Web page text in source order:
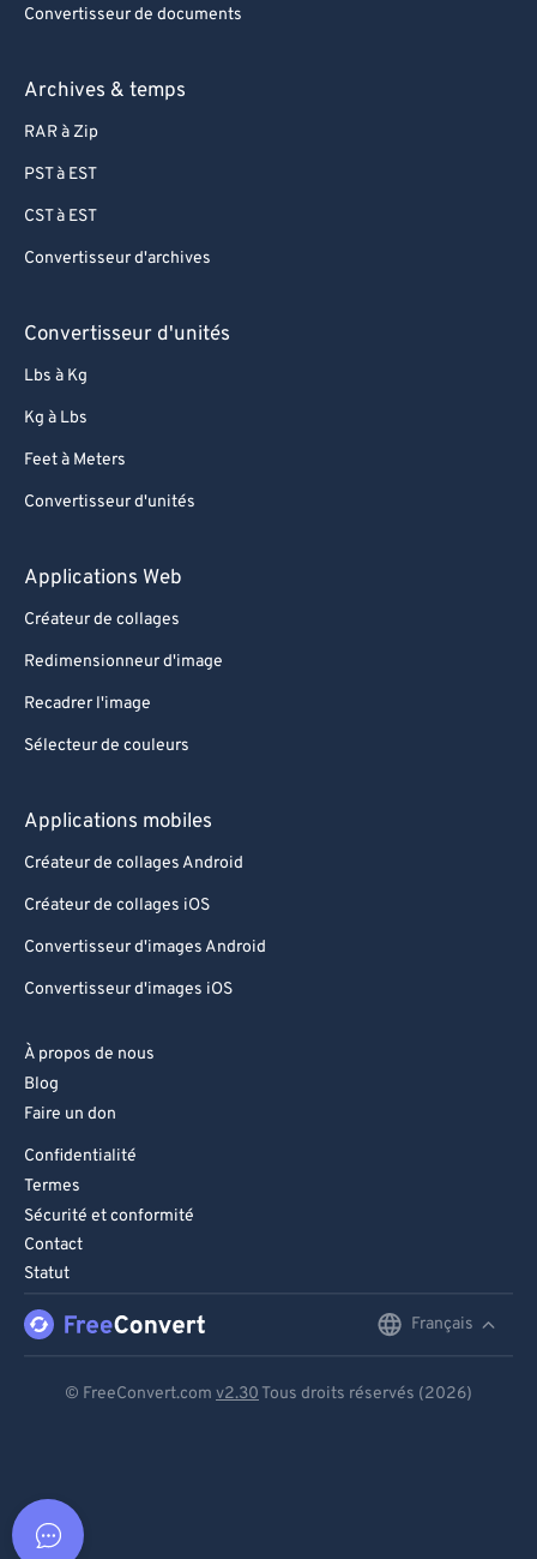
Convertisseur de documents
Archives & temps
RAR à Zip
PST à EST
CST à EST
Convertisseur d'archives
Convertisseur d'unités
Lbs à Kg
Kg à Lbs
Feet à Meters
Convertisseur d'unités
Applications Web
Créateur de collages
Redimensionneur d'image
Recadrer l'image
Sélecteur de couleurs
Applications mobiles
Créateur de collages Android
Créateur de collages iOS
Convertisseur d'images Android
Convertisseur d'images iOS
À propos de nous
Blog
Faire un don
Confidentialité
Termes
Sécurité et conformité
Contact
Statut
Français
© FreeConvert.com v2.30 Tous droits réservés (2026)